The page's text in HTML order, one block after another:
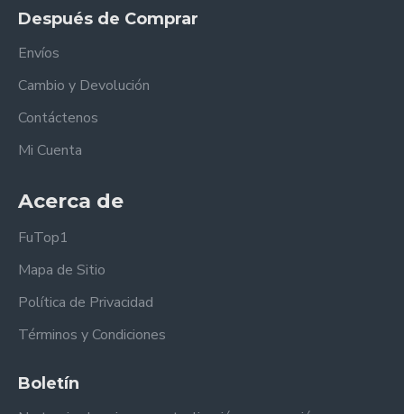
Después de Comprar
Envíos
Cambio y Devolución
Contáctenos
Mi Cuenta
Acerca de
FuTop1
Mapa de Sitio
Política de Privacidad
Términos y Condiciones
Boletín